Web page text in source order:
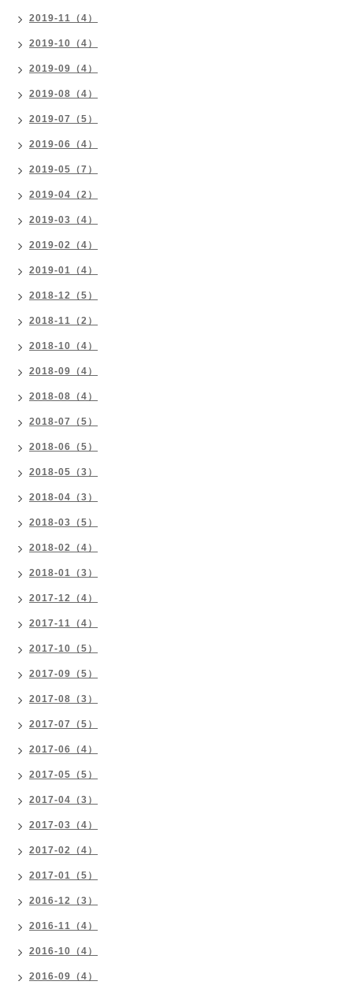
2019-11（4）
2019-10（4）
2019-09（4）
2019-08（4）
2019-07（5）
2019-06（4）
2019-05（7）
2019-04（2）
2019-03（4）
2019-02（4）
2019-01（4）
2018-12（5）
2018-11（2）
2018-10（4）
2018-09（4）
2018-08（4）
2018-07（5）
2018-06（5）
2018-05（3）
2018-04（3）
2018-03（5）
2018-02（4）
2018-01（3）
2017-12（4）
2017-11（4）
2017-10（5）
2017-09（5）
2017-08（3）
2017-07（5）
2017-06（4）
2017-05（5）
2017-04（3）
2017-03（4）
2017-02（4）
2017-01（5）
2016-12（3）
2016-11（4）
2016-10（4）
2016-09（4）